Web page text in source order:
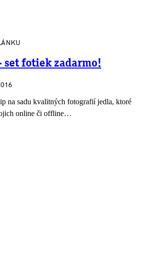
set fotiek zadarmo!
na sadu kvalitných fotografií jedla, ktoré
online či offline…